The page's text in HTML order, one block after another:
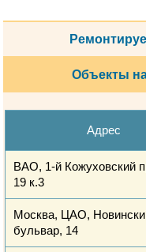
Объекты
Адрес
ВАО, 1-й Кожуховский
19 к.3
Москва, ЦАО,
бульвар, 14